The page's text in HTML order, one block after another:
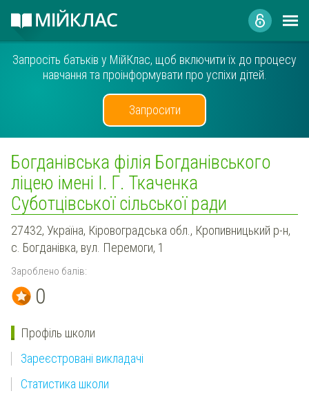
Запросіть батьків у МійКлас, щоб включити їх до процесу
навчання та проінформувати про успіхи дітей.
Запросити
Богданівська філія Богданівського
ліцею імені І. Г. Ткаченка
Суботцівської сільської ради
27432, Україна, Кіровоградська обл., Кропивницький р-н,
с. Богданівка, вул. Перемоги, 1
Зароблено балів:
0
Профіль школи
Зареєстровані викладачі
Статистика школи